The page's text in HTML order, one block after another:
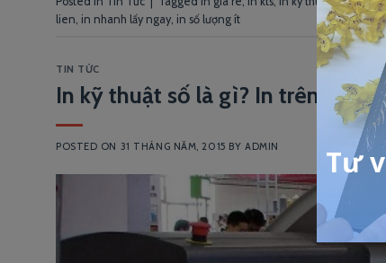
lien, in nhanh lấy ngay, in số lượng ít
TIN TỨC
In kỹ thuật số là gì? In trên máy
POSTED ON 31 THÁNG NĂM, 2015 BY ADMIN